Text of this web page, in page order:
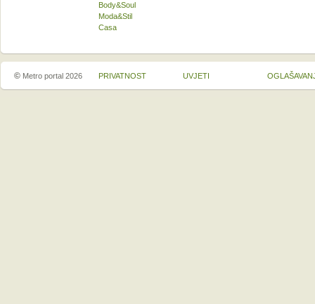
Body&Soul
Moda&Stil
Casa
© Metro portal 2026 PRIVATNOST UVJETI